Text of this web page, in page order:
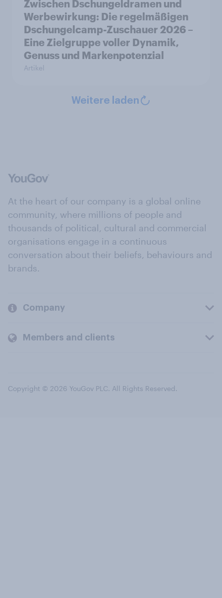
Zwischen Dschungeldramen und
Werbewirkung: Die regelmäßigen
Dschungelcamp-Zuschauer 2026 –
Eine Zielgruppe voller Dynamik,
Genuss und Markenpotenzial
Artikel
Weitere laden
At the heart of our company is a global online
community, where millions of people and
thousands of political, cultural and commercial
organisations engage in a continuous
conversation about their beliefs, behaviours and
brands.
Company
Members and clients
Copyright © 2026 YouGov PLC. All Rights Reserved.